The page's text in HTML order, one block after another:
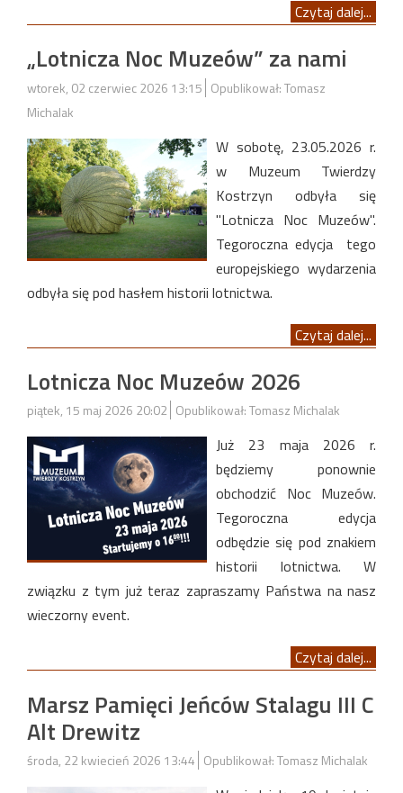
Czytaj dalej...
„Lotnicza Noc Muzeów” za nami
wtorek, 02 czerwiec 2026 13:15 Opublikował: Tomasz
Michalak
W sobotę, 23.05.2026 r.
w Muzeum Twierdzy
Kostrzyn odbyła się
"Lotnicza Noc Muzeów".
Tegoroczna edycja tego
europejskiego wydarzenia
odbyła się pod hasłem historii lotnictwa.
Czytaj dalej...
Lotnicza Noc Muzeów 2026
piątek, 15 maj 2026 20:02 Opublikował: Tomasz Michalak
Już 23 maja 2026 r.
będziemy ponownie
obchodzić Noc Muzeów.
Tegoroczna edycja
odbędzie się pod znakiem
historii lotnictwa. W
związku z tym już teraz zapraszamy Państwa na nasz
wieczorny event.
Czytaj dalej...
Marsz Pamięci Jeńców Stalagu III C
Alt Drewitz
środa, 22 kwiecień 2026 13:44 Opublikował: Tomasz Michalak